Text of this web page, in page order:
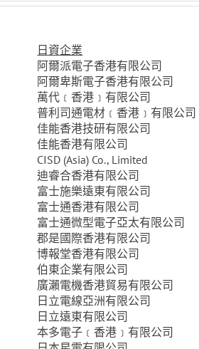
日資企業
阿爾派電子香港有限公司
阿爾卑斯電子香港有限公司
萬代﹝香港﹞有限公司
普利司通電材﹝香港﹞有限公司
佳能香港技研有限公司
佳能香港有限公司
CISD (Asia) Co., Limited
迪睿合香港有限公司
富士施樂遠東有限公司
富士通香港有限公司
富士通微型電子亞太有限公司
郡是國際香港有限公司
博報堂香港有限公司
伯東企業有限公司
廣瀨電機香港貿易有限公司
日立電線亞洲有限公司
日立遠東有限公司
本多電子﹝香港﹞有限公司